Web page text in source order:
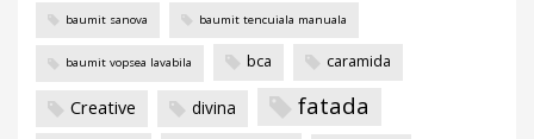
baumit sanova baumit tencuiala manuala
baumit vopsea lavabila bca caramida
Creative divina fatada